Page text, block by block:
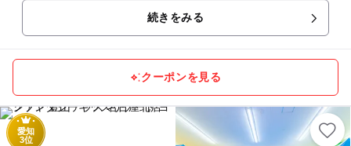
続きをみる
クーポンを見る
愛知
3位